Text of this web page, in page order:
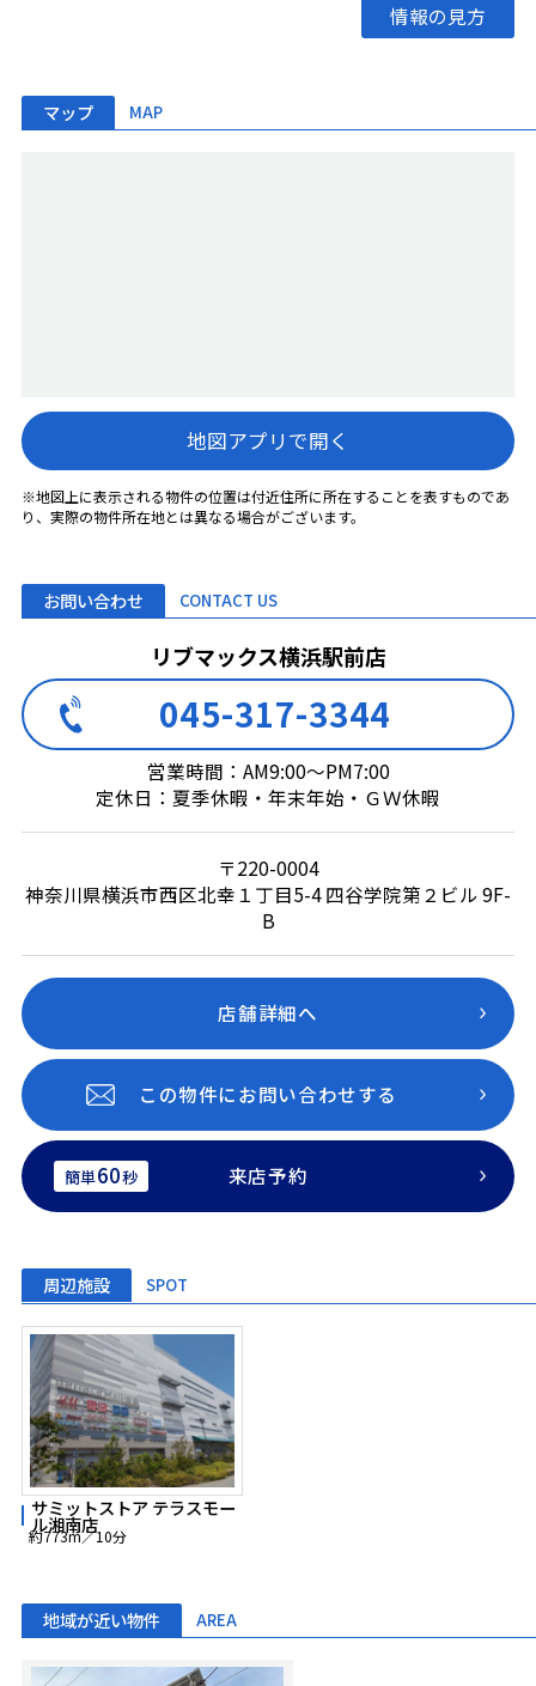
情報の見方
マップ MAP
地図アプリで開く
※地図上に表示される物件の位置は付近住所に所在することを表すものであ
り、実際の物件所在地とは異なる場合がございます。
お問い合わせ CONTACT US
リブマックス横浜駅前店
045-317-3344
営業時間：AM9:00～PM7:00
定休日：夏季休暇・年末年始・ＧＷ休暇
〒220-0004
神奈川県横浜市西区北幸１丁目5-4 四谷学院第２ビル 9F-
B
店舗詳細へ
この物件にお問い合わせする
簡単60秒 来店予約
周辺施設 SPOT
サミットストア テラスモー
ル湘南店
約773m／10分
地域が近い物件 AREA